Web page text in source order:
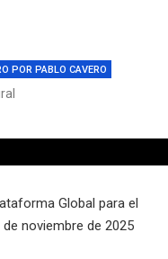
POR PABLO CAVERO
Global para el
noviembre de 2025